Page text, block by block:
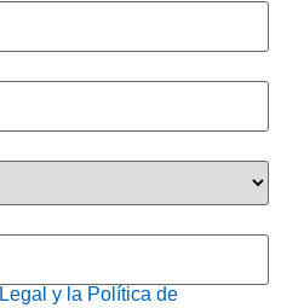
y la Política de